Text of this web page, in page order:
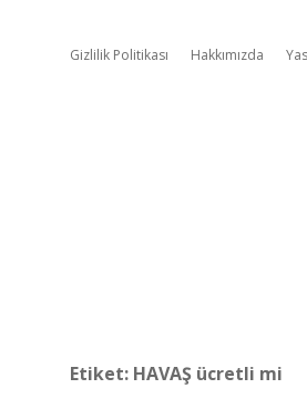
Gizlilik Politikası Hakkımızda
Etiket: HAVAŞ ücretli mi